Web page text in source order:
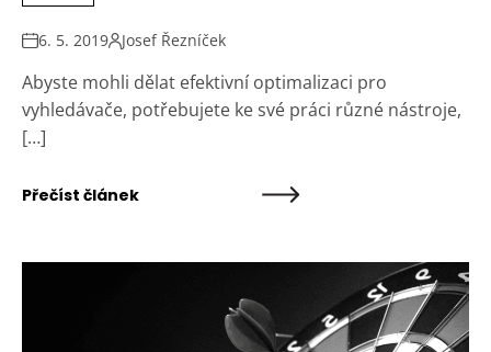
6. 5. 2019 Josef Řezníček
Abyste mohli dělat efektivní optimalizaci pro
vyhledávače, potřebujete ke své práci různé nástroje,
[…]
Přečíst článek